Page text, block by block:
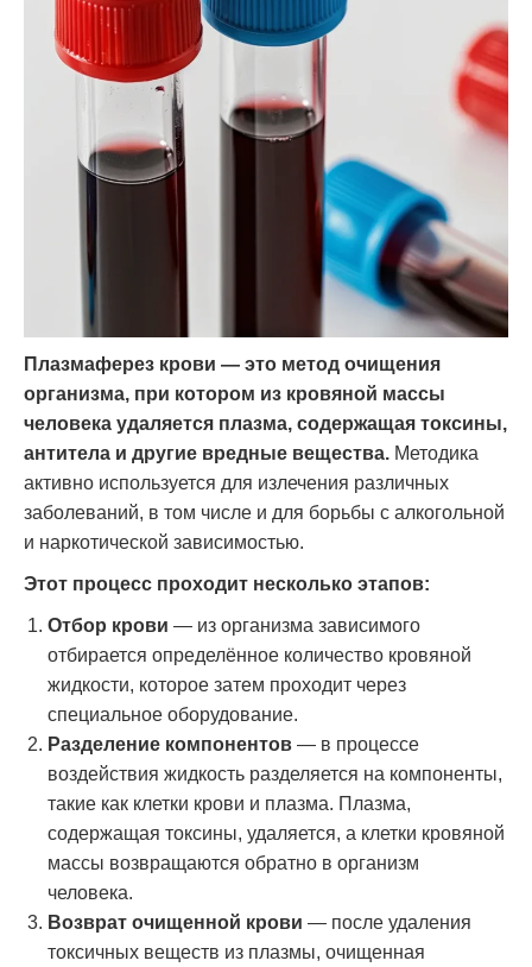
Плазмаферез крови — это метод очищения
организма, при котором из кровяной массы
человека удаляется плазма, содержащая токсины,
антитела и другие вредные вещества. Методика
активно используется для излечения различных
заболеваний, в том числе и для борьбы с алкогольной
и наркотической зависимостью.
Этот процесс проходит несколько этапов:
Отбор крови — из организма зависимого
отбирается определённое количество кровяной
жидкости, которое затем проходит через
специальное оборудование.
Разделение компонентов — в процессе
воздействия жидкость разделяется на компоненты,
такие как клетки крови и плазма. Плазма,
содержащая токсины, удаляется, а клетки кровяной
массы возвращаются обратно в организм
человека.
Возврат очищенной крови — после удаления
токсичных веществ из плазмы, очищенная